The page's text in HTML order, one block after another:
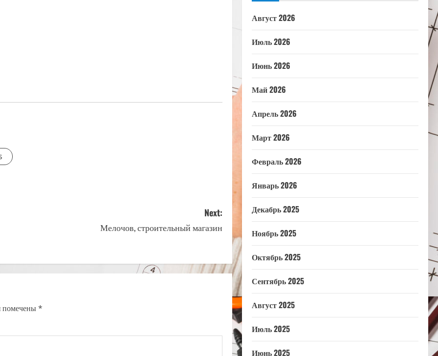
Next:
Мелочов, строительный магазин
помечены*
Август 2026
Июль 2026
Июнь 2026
Май 2026
Апрель 2026
Март 2026
Февраль 2026
Январь 2026
Декабрь 2025
Ноябрь 2025
Октябрь 2025
Сентябрь 2025
Август 2025
Июль 2025
Июнь 2025